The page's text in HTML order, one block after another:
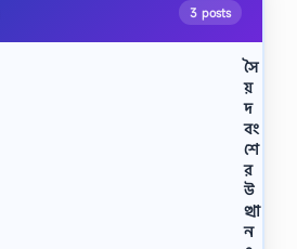
3 posts
সৈ
য়
দ
বং
শে
র
উ
ত্থা
ন